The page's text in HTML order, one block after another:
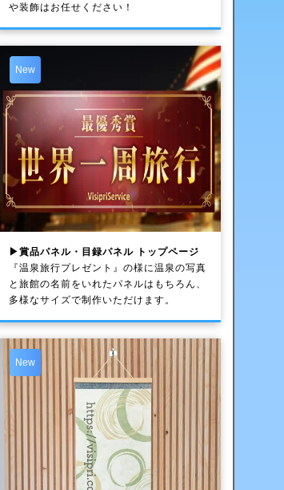
や装飾はお任せください！
New
▶賞品パネル・目録パネル トップページ
『温泉旅行プレゼント』の様に温泉の写真
と旅館の名前をいれたパネルはもちろん、
多様なサイズで制作いただけます。
New